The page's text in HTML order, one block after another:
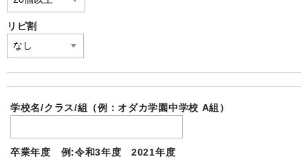
写真合成料今だけ無料も
追加料金
送料-発送-支払
リピ割
学校名/クラス/組（例：オダカ学園中学校 A組）
卒業年度 例:令和3年度 2021年度